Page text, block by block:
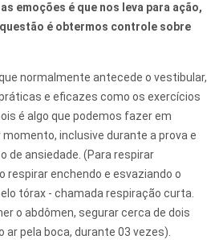
emoções é que nos leva para ação,
é obtermos controle sobre
normalmente antecede o vestibular,
e eficazes como os exercícios
é algo que podemos fazer em
momento, inclusive durante a prova e
de ansiedade. (Para respirar
respirar enchendo e esvaziando o
tórax - chamada respiração curta.
o abdômen, segurar cerca de dois
ar pela boca, durante 03 vezes).